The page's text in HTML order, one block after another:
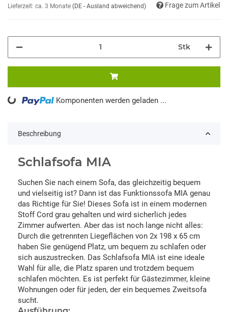
Lieferzeit: ca. 3 Monate (DE - Ausland abweichend) Frage zum Artikel
Stk
Loading... Komponenten werden geladen ...
Beschreibung
Schlafsofa MIA
Suchen Sie nach einem Sofa, das gleichzeitig bequem
und vielseitig ist? Dann ist das Funktionssofa MIA genau
das Richtige für Sie! Dieses Sofa ist in einem modernen
Stoff Cord grau gehalten und wird sicherlich jedes
Zimmer aufwerten. Aber das ist noch lange nicht alles:
Durch die getrennten Liegeflächen von 2x 198 x 65 cm
haben Sie genügend Platz, um bequem zu schlafen oder
sich auszustrecken. Das Schlafsofa MIA ist eine ideale
Wahl für alle, die Platz sparen und trotzdem bequem
schlafen möchten. Es ist perfekt für Gästezimmer, kleine
Wohnungen oder für jeden, der ein bequemes Zweitsofa
sucht.